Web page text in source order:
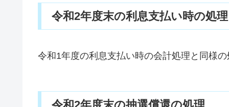
令和2年度末の利息支払い時の処理
令和1年度の利息支払い時の会計処理と同様